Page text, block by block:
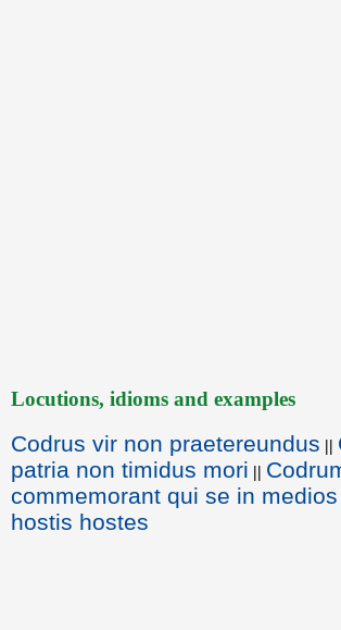
Locutions, idioms and examples
Codrus vir non praetereundus ||
patria non timidus mori ||
commemorant qui se in
hostis hostes